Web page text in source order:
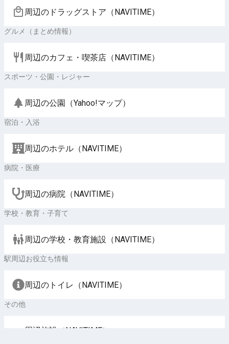
周辺のドラッグストア（NAVITIME）
グルメ（まとめ情報）
周辺のカフェ・喫茶店（NAVITIME）
スポーツ・公園・レジャー
周辺の公園（Yahoo!マップ）
宿泊・入浴
周辺のホテル（NAVITIME）
病院・医療
周辺の病院（NAVITIME）
学校・教育・子育て
周辺の学校・教育施設（NAVITIME）
駅周辺お役立ち情報
周辺のトイレ（NAVITIME）
その他
周辺施設（NAVITIME）